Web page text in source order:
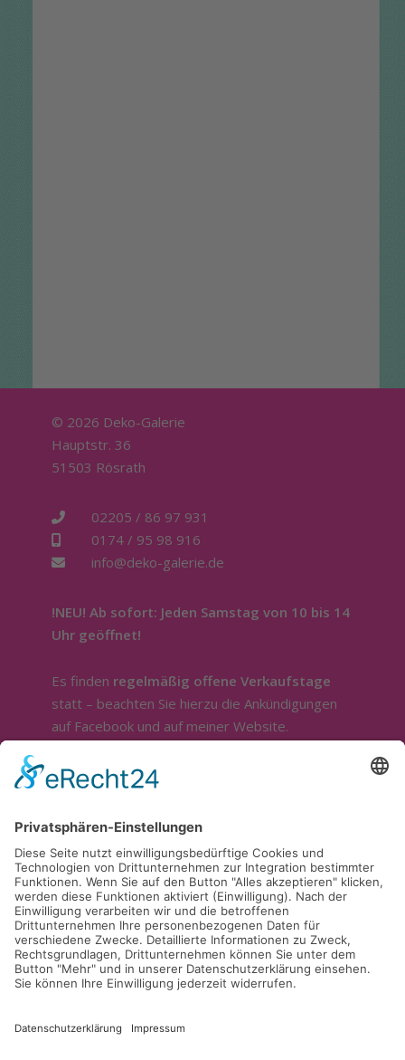
© 2026 Deko-Galerie
Hauptstr. 36
51503 Rösrath
02205 / 86 97 931
0174 / 95 98 916
info@deko-galerie.de
!NEU! Ab sofort: Jeden Samstag von 10 bis 14
Uhr geöffnet!
Es finden regelmäßig offene Verkaufstage
statt – beachten Sie hierzu die Ankündigungen
auf Facebook und auf meiner Website.
Sonstige Öffnung nur nach telefonischer
Für die Beratung und Bemusterung stehe ich
sehr gerne zur Verfügung. Sie erreichen mich
telefonisch unter0174 / 9598916.